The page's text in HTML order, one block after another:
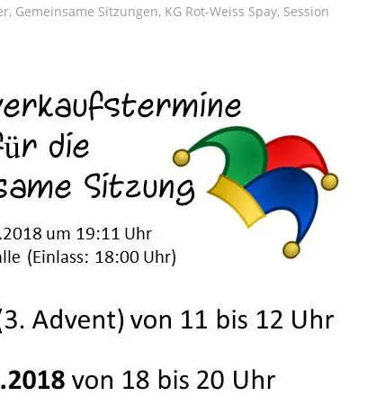
, Gemeinsame Sitzungen, KG Rot-Weiss Spay, Session